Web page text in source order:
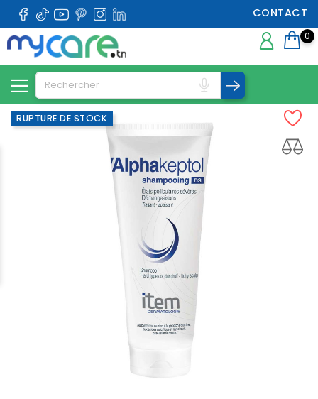
CONTACT
0
RUPTURE DE STOCK